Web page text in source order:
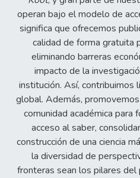
operan bajo el modelo de
significa que ofrecemos
calidad de forma gratuita
eliminando barreras
impacto de la
institución. Así, contribuimos
global. Además,
comunidad académica para
acceso al saber,
construcción de una ciencia
la diversidad de
fronteras sean los pilares